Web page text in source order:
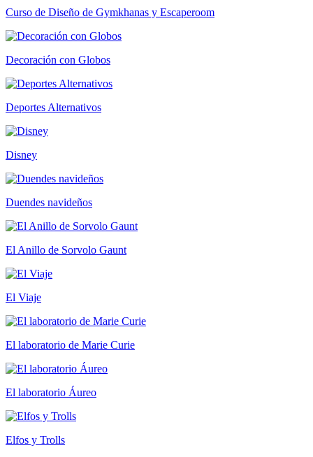
Curso de Diseño de Gymkhanas y Escaperoom
Decoración con Globos
Deportes Alternativos
Disney
Duendes navideños
El Anillo de Sorvolo Gaunt
El Viaje
El laboratorio de Marie Curie
El laboratorio Áureo
Elfos y Trolls